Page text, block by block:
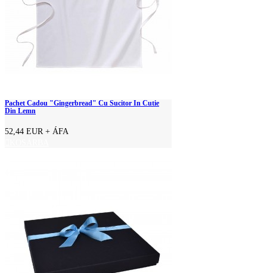
Pachet Cadou "Gingerbread" Cu Sucitor In Cutie
Din Lemn
52,44 EUR + ÁFA